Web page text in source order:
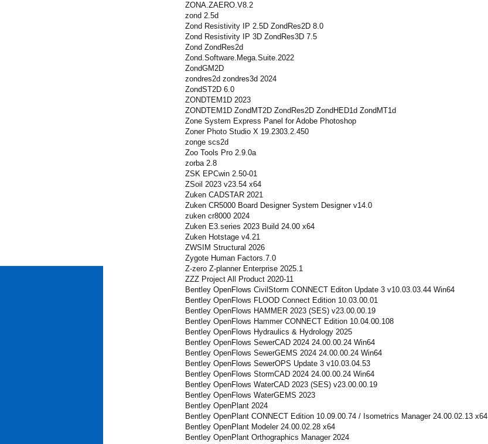
ZONA.ZAERO.V8.2
zond 2.5d
Zond Resistivity IP 2.5D ZondRes2D 8.0
Zond Resistivity IP 3D ZondRes3D 7.5
Zond ZondRes2d
Zond.Software.Mega.Suite.2022
ZondGM2D
zondres2d zondres3d 2024
ZondST2D 6.0
ZONDTEM1D 2023
ZONDTEM1D ZondMT2D ZondRes2D ZondHED1d ZondMT1d
Zone System Express Panel for Adobe Photoshop
Zoner Photo Studio X 19.2303.2.450
zonge scs2d
Zoo Tools Pro 2.9.0a
zorba 2.8
ZSK EPCwin 2.50-01
ZSoil 2023 v23.54 x64
Zuken CADSTAR 2021
Zuken CR5000 Board Designer System Designer v14.0
zuken cr8000 2024
Zuken E3.series 2023 Build 24.00 x64
Zuken Hotstage v4.21
ZWSIM Structural 2026
Zygote Human Factors.7.0
Z-zero Z-planner Enterprise 2025.1
ZZZ Project All Product 2020-11
Bentley OpenFlows CivilStorm CONNECT Editon Update 3 v10.03.03.44 Win64
Bentley OpenFlows FLOOD Connect Edition 10.03.00.01
Bentley OpenFlows HAMMER 2023 (SES) v23.00.00.19
Bentley OpenFlows Hammer CONNECT Edition 10.04.00.108
Bentley OpenFlows Hydraulics & Hydrology 2025
Bentley OpenFlows SewerCAD 2024 24.00.00.24 Win64
Bentley OpenFlows SewerGEMS 2024 24.00.00.24 Win64
Bentley OpenFlows SewerOPS Update 3 v10.03.04.53
Bentley OpenFlows StormCAD 2024 24.00.00.24 Win64
Bentley OpenFlows WaterCAD 2023 (SES) v23.00.00.19
Bentley OpenFlows WaterGEMS 2023
Bentley OpenPlant 2024
Bentley OpenPlant CONNECT Edition 10.09.00.74 / Isometrics Manager 24.00.02.13 x64
Bentley OpenPlant Modeler 24.00.02.28 x64
Bentley OpenPlant Orthographics Manager 2024